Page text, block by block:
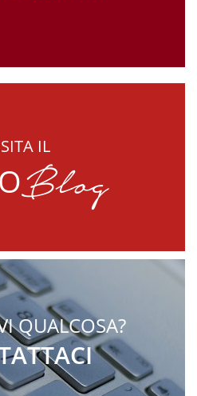
IL
Blog
QUALCOSA?